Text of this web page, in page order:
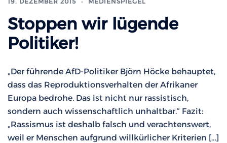
Stoppen wir lügende
Politiker!
„Der führende AfD-Politiker Björn Höcke behauptet,
dass das Reproduktionsverhalten der Afrikaner
Europa bedrohe. Das ist nicht nur rassistisch,
sondern auch wissenschaftlich unhaltbar.“ Fazit:
„Rassismus ist deshalb falsch und verachtenswert,
weil er Menschen aufgrund willkürlicher Kriterien […]